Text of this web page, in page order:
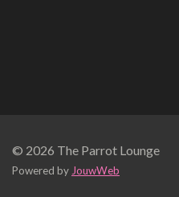
© 2026 The Parrot Lounge
Powered by JouwWeb